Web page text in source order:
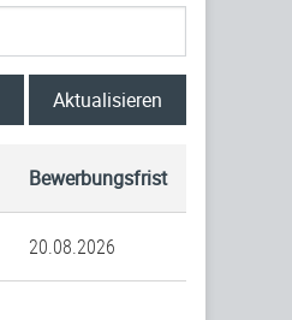
Aktualisieren
Bewerbungsfrist
20.08.2026